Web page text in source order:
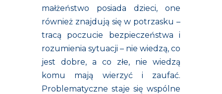
małżeństwo posiada dzieci, one
również znajdują się w potrzasku –
tracą poczucie bezpieczeństwa i
rozumienia sytuacji – nie wiedzą, co
jest dobre, a co złe, nie wiedzą
komu mają wierzyć i zaufać.
Problematyczne staje się wspólne